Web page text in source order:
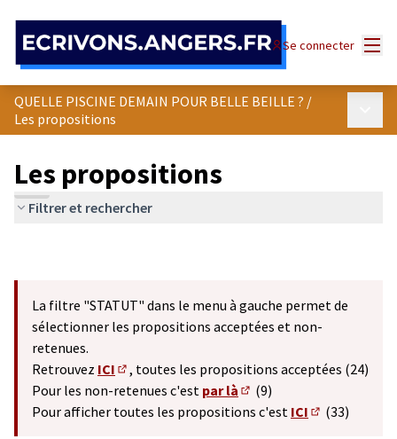
Se connecter
QUELLE PISCINE DEMAIN POUR BELLE BEILLE ? /
Les propositions
Les propositions
Filtrer et rechercher
La filtre "STATUT" dans le menu à gauche permet de
sélectionner les propositions acceptées et non-
retenues.
Retrouvez ICI
(S'ouvre dans un nouvel onglet)
, toutes les propositions acceptées (24)
Pour les non-retenues c'est par là
(S'ouvre dans un nouvel
(9)
Pour afficher toutes les propositions c'est ICI
(33)